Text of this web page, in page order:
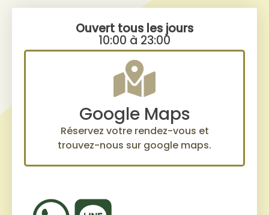
Ouvert tous les jours
10:00 à 23:00
Google Maps
Réservez votre rendez-vous et
trouvez-nous sur google maps.